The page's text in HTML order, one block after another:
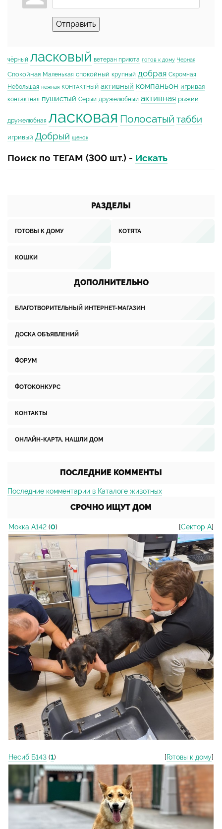
Отправить
чёрный ласковый ветеран приюта готов к дому Черная
Спокойная Маленькая спокойный крупный добрая Скромная
Небольшая нежная КОНТАКТНЫЙ активный компаньон игривая
контактная пушистый Серый дружелюбный активная рыжий
дружелюбная ласковая Полосатый табби
игривый Добрый щенок
Поиск по ТЕГАМ (300 шт.) - Искать
РАЗДЕЛЫ
ГОТОВЫ К ДОМУ КОТЯТА
КОШКИ
ДОПОЛНИТЕЛЬНО
БЛАГОТВОРИТЕЛЬНЫЙ ИНТЕРНЕТ-МАГАЗИН
ДОСКА ОБЪЯВЛЕНИЙ
ФОРУМ
ФОТОКОНКУРС
КОНТАКТЫ
ОНЛАЙН-КАРТА. НАШЛИ ДОМ
ПОСЛЕДНИЕ КОММЕНТЫ
Последние комментарии в Каталоге животных
СРОЧНО ИЩУТ ДОМ
Мокка А142 (0) [Сектор А]
Несиб Б143 (1) [Готовы к дому]